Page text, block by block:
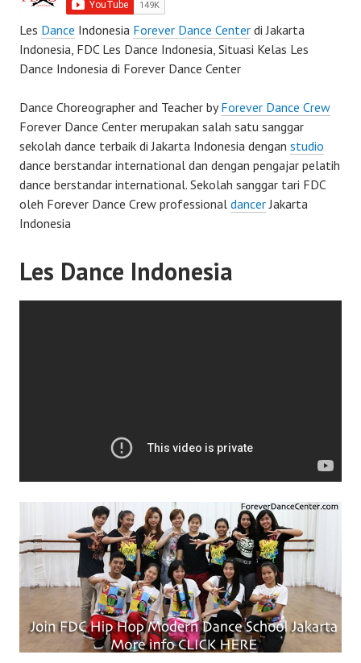
Les Dance Indonesia Forever Dance Center di Jakarta
Indonesia, FDC Les Dance Indonesia, Situasi Kelas Les
Dance Indonesia di Forever Dance Center
Dance Choreographer and Teacher byForever Dance Crew
Forever Dance Center merupakan salah satu sanggar
sekolah dance terbaik di Jakarta Indonesia dengan studio
dance berstandar international dan dengan pengajar pelatih
dance berstandar international. Sekolah sanggar tari FDC
oleh Forever Dance Crew professional dancerJakarta
Indonesia
Les Dance Indonesia